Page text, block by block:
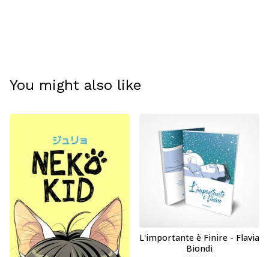
You might also like
L'importante è Finire - Flavia
Biondi